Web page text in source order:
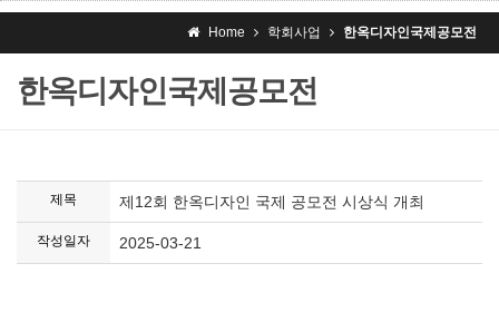
Home 학회사업 한옥디자인국제공모전
한옥디자인국제공모전
제목 제12회 한옥디자인 국제 공모전 시상식 개최
작성일자 2025-03-21